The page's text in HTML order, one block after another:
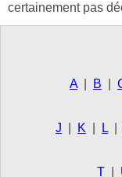
certainement pas
A B
J K L
T